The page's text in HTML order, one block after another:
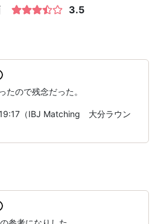
3.5
たので残念だった。
（IBJ Matching 大分ラウン